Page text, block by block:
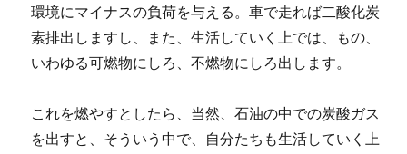
環境にマイナスの負荷を与える。車で走れば二酸化炭
素排出しますし、また、生活していく上では、もの、
いわゆる可燃物にしろ、不燃物にしろ出します。
これを燃やすとしたら、当然、石油の中での炭酸ガス
を出すと、そういう中で、自分たちも生活していく上